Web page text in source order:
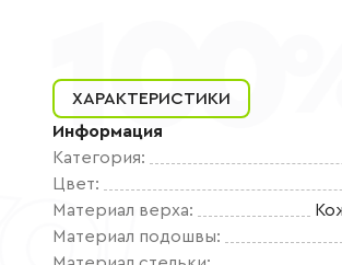
ХАРАКТЕРИСТИКИ
Информация
Категория:
Цвет:
Материал верха:
Материал подошвы: